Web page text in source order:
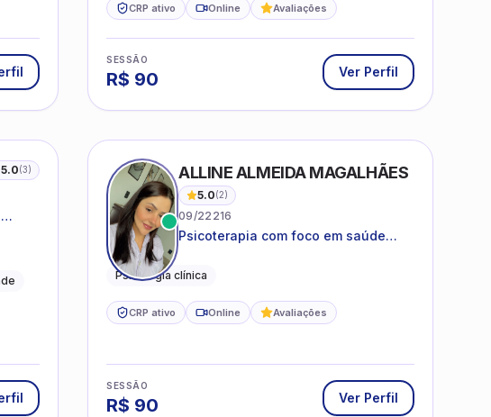
CRP ativo Online Avaliações
SESSÃO
R$ 90 Ver Perfil
5.0(3)
a
ALLINE ALMEIDA MAGALHÃES
5.0(2)
09/22216
Psicoterapia com foco em saúde
autoestima para adolescentes e
Psicologia clínica
CRP ativo Online Avaliações
SESSÃO
R$ 90 Ver Perfil